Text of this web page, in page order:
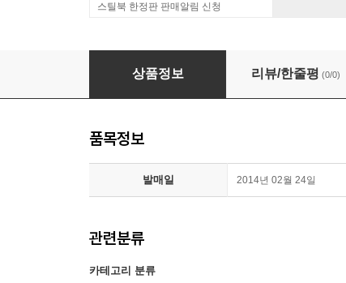
스틸북 한정판 판매알림 신청
C.P.E.바흐: 리코더 협주곡집
상품정보 리뷰/한줄평 (0/0)
품목정보
발매일 2014년 02월 24일
관련분류
카테고리 분류